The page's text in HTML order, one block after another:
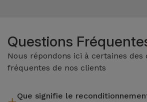
Questions
Nous répondons ici à certaines
fréquentes de nos clients
Que signifie le